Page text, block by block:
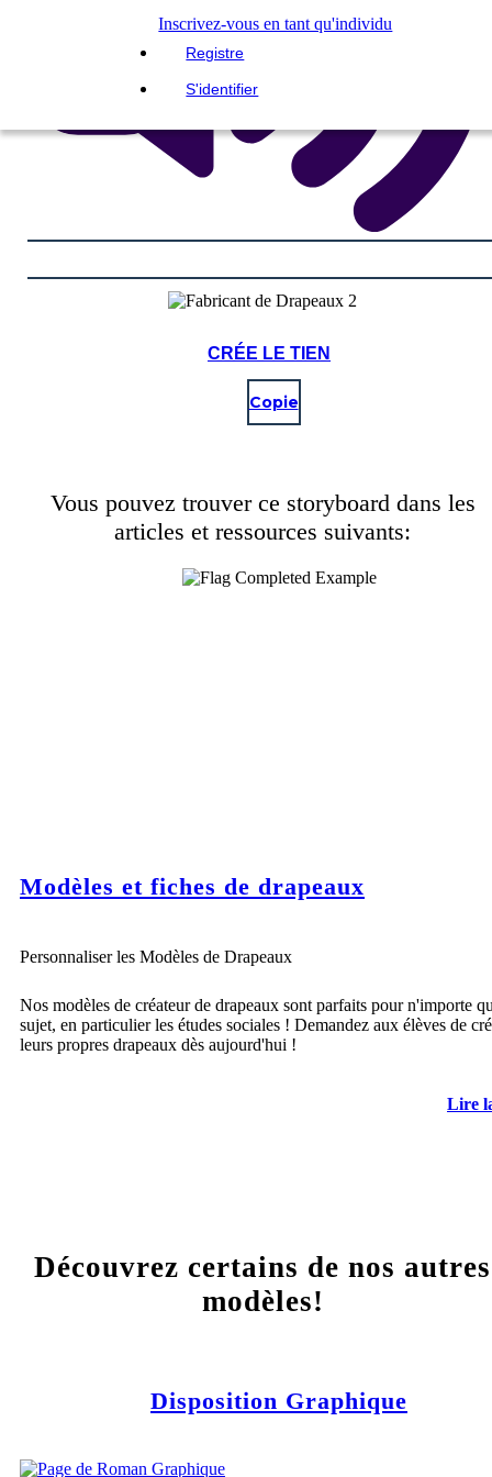
Inscrivez-vous en tant qu'individu
Registre
S'identifier
CRÉE LE TIEN
Copie
Vous pouvez trouver ce storyboard dans les
articles et ressources suivants:
Modèles et fiches de drapeaux
Personnaliser les Modèles de Drapeaux
Nos modèles de créateur de drapeaux sont parfaits pour n'importe
sujet, en particulier les études sociales ! Demandez aux élèves de
leurs propres drapeaux dès aujourd'hui !
Lire
Découvrez certains de nos autres
modèles!
Disposition Graphique